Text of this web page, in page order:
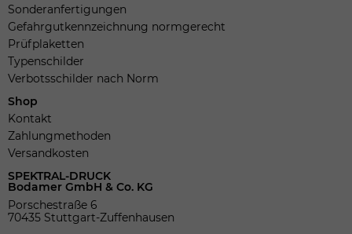
Sonderanfertigungen
Gefahrgutkennzeichnung normgerecht
Prüfplaketten
Typenschilder
Verbotsschilder nach Norm
Shop
Kontakt
Zahlungmethoden
Versandkosten
SPEKTRAL-DRUCK
Bodamer GmbH & Co. KG
Porschestraße 6
70435 Stuttgart-Zuffenhausen